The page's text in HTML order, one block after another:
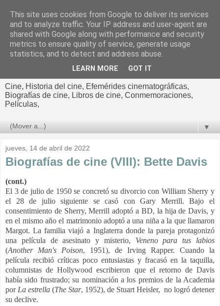
El cultural
cinematográfico de Jorge
Cine, Historia del cine, Efemérides cinematográficas,
Biografías de cine, Libros de cine, Conmemoraciones,
Películas,
▼
jueves, 14 de abril de 2022
Biografías de cine (VIII): Bette Davis
(cont.)
El 3 de julio de 1950 se concretó su divorcio con William Sherry y
el 28 de julio siguiente se casó con Gary Merrill. Bajo el
consentimiento de Sherry, Merrill adoptó a BD, la hija de Davis, y
en el mismo año el matrimonio adoptó a una niña a la que llamaron
Margot.​ La familia viajó a Inglaterra donde la pareja protagonizó
una película de asesinato y misterio, Veneno para tus labios
(Another Man's Poison, 1951), de Irving Rapper. Cuando la
película recibió críticas poco entusiastas y fracasó en la taquilla,
columnistas de Hollywood escribieron que el retorno de Davis
había sido frustrado; su nominación a los premios de la Academia
por La estrella (The Star, 1952), de Stuart Heisler, no logró detener
su declive.
This site uses cookies from Google to deliver its services
and to analyze traffic. Your IP address and user-agent are
shared with Google along with performance and security
metrics to ensure quality of service, generate usage
statistics, and to detect and address abuse.
LEARN MORE GOT IT